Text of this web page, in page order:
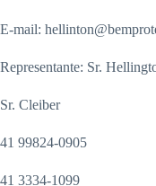
E-mail:
Representante: Sr.
Sr. Cleiber
41 99824-0905
41 3334-1099